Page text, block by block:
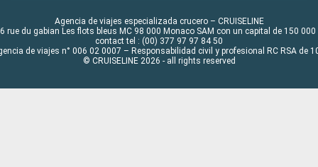
Agencia de viajes especializada crucero – CRUISELINE
rue du gabian Les flots bleus MC 98 000 Monaco SAM con un capital de 150 000
contact tel : (00) 377 97 97 84 50
de viajes n° 006 02 0007 – Responsabilidad civil y profesional RC RSA de
© CRUISELINE 2026 - all rights reserved